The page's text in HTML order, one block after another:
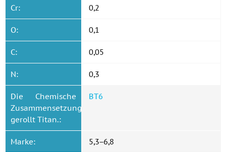
Cr: 0,2
O: 0,1
C: 0,05
N: 0,3
Die Chemische
Zusammensetzung
gerollt Titan.:
ВТ6
Marke: 5,3−6,8